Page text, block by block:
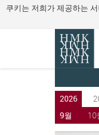
쿠키는 저희가 제공하는
2026
9월
10